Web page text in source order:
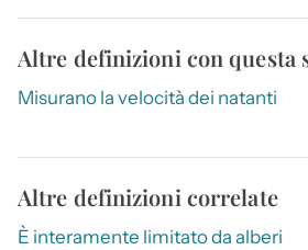
Altre definizioni con questa
Misurano la velocità dei natanti
Altre definizioni correlate
È interamente limitato da alberi